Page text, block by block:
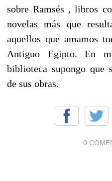
sobre Ramsés , libros
novelas más que
aquellos que amamos
Antiguo Egipto. En
biblioteca supongo que
de sus obras.
0